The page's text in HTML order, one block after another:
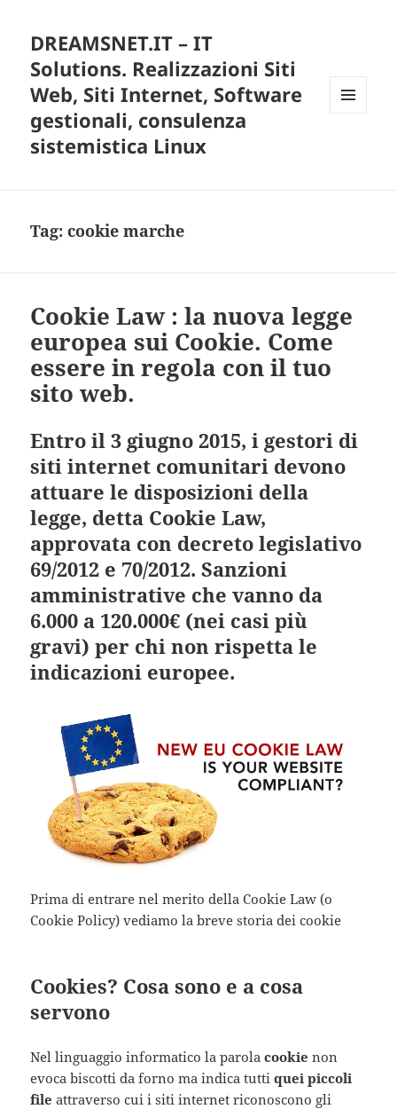
DREAMSNET.IT – IT
Solutions. Realizzazioni Siti
Web, Siti Internet, Software
gestionali, consulenza
sistemistica Linux
Tag:cookie marche
Cookie Law : la nuova legge
europea sui Cookie. Come
essere in regola con il tuo
sito web.
Entro il 3 giugno 2015, i gestori di
siti internet comunitari devono
attuare le disposizioni della
legge, detta Cookie Law,
approvata con decreto legislativo
69/2012 e 70/2012. Sanzioni
amministrative che vanno da
6.000 a 120.000€ (nei casi più
gravi) per chi non rispetta le
indicazioni europee.
Prima di entrare nel merito della Cookie Law (o
Cookie Policy) vediamo la breve storia dei cookie
Cookies? Cosa sono e a cosa
servono
Nel linguaggio informatico la parolacookie non
evoca biscotti da forno ma indica tuttiquei piccoli
file attraverso cui i siti internet riconoscono gli